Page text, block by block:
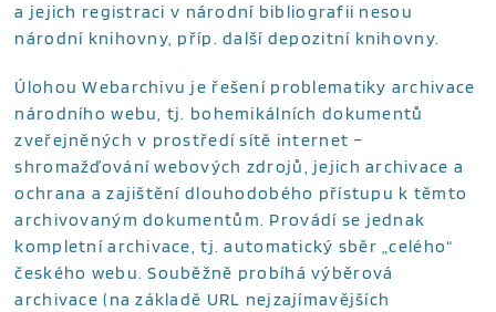
a jejich registraci v národní bibliografii nesou
národní knihovny, příp. další depozitní knihovny.
Úlohou Webarchivu je řešení problematiky archivace
národního webu, tj. bohemikálních dokumentů
zveřejněných v prostředí sítě internet –
shromažďování webových zdrojů, jejich archivace a
ochrana a zajištění dlouhodobého přístupu k těmto
archivovaným dokumentům. Provádí se jednak
kompletní archivace, tj. automatický sběr „celého“
českého webu. Souběžně probíhá výběrová
archivace (na základě URL nejzajímavějších